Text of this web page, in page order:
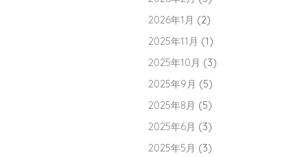
2026年1月 (2)
2025年11月 (1)
2025年10月 (3)
2025年9月 (5)
2025年8月 (5)
2025年6月 (3)
2025年5月 (3)